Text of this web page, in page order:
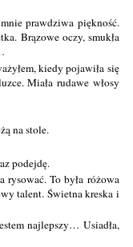
prawdziwa piękność.
Brązowe oczy, smukła
kiedy pojawiła się
Miała rudawe włosy
na stole.
podejdę.
rysować. To była różowa
talent. Świetna kreska i
najlepszy… Usiadła,